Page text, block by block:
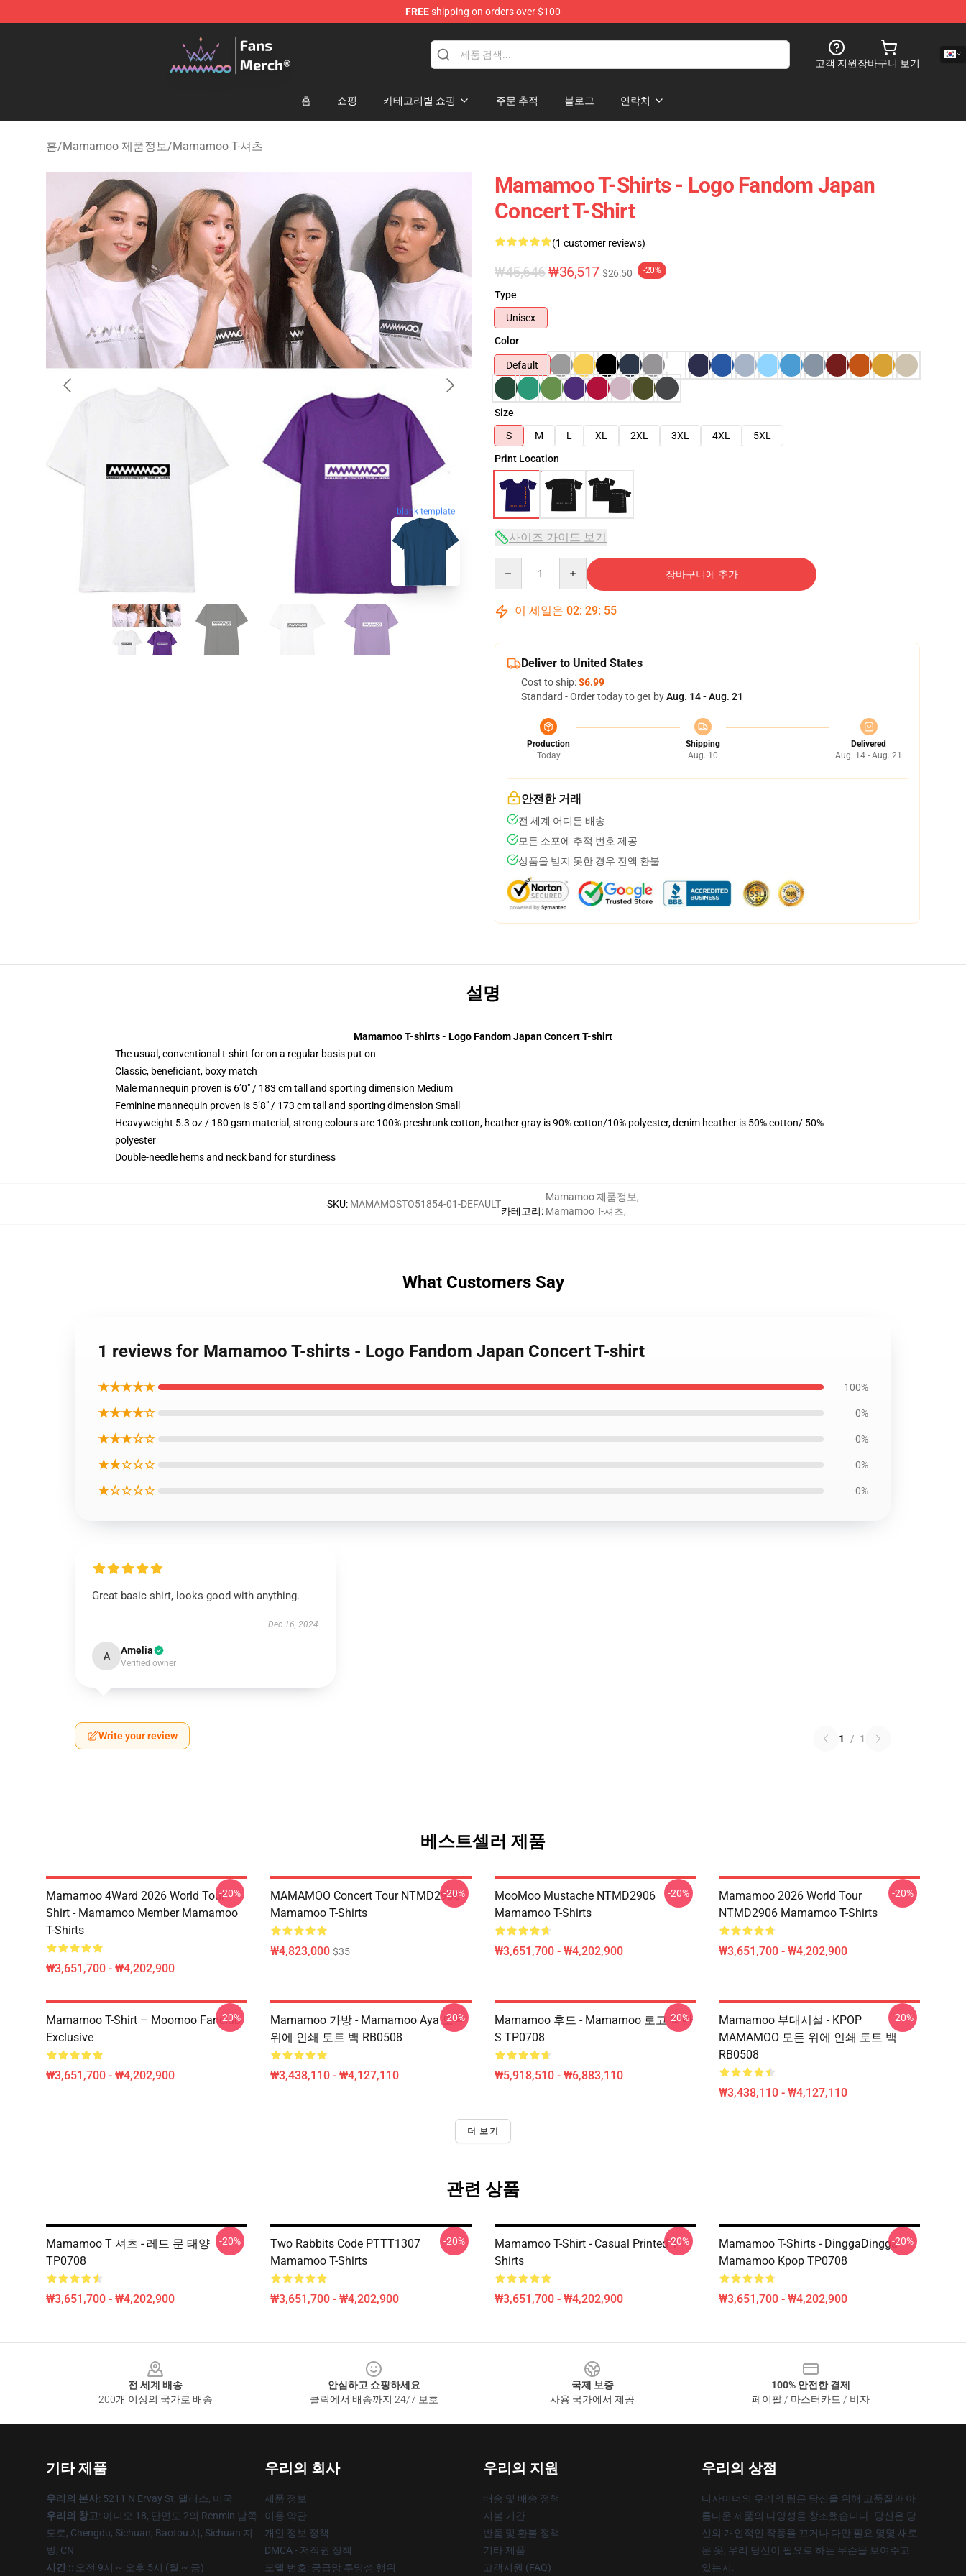
FREEshipping on orders over $100
Mamamoo Store - Official Mamamoo Merchandise Shop
고객 지원장바구니 보기
홈 쇼핑 카테고리별 쇼핑 주문 추적 블로그 연락처
홈/Mamamoo 제품정보/Mamamoo T-셔츠
blank template
Mamamoo T-Shirts - Logo Fandom Japan
Concert T-Shirt
(1 customer reviews)
₩45,646₩36,517 $26.50 -20%
Type
Unisex
Color
Default
Size
S
M L XL 2XL 3XL 4XL
5XL
Print Location
사이즈 가이드 보기
장바구니에 추가
이 세일은 02: 29: 54
Deliver to United States
Cost to ship:$6.99
Standard - Order today to get byAug. 14 - Aug. 21
Production
Today
Shipping
Aug. 10
Delivered
Aug. 14 - Aug. 21
안전한 거래
전 세계 어디든 배송
모든 소포에 추적 번호 제공
상품을 받지 못한 경우 전액 환불
설명
Mamamoo T-shirts - Logo Fandom Japan Concert T-shirt
The usual, conventional t-shirt for on a regular basis put on
Classic, beneficiant, boxy match
Male mannequin proven is 6’0″ / 183 cm tall and sporting dimension Medium
Feminine mannequin proven is 5’8″ / 173 cm tall and sporting dimension Small
Heavyweight 5.3 oz / 180 gsm material, strong colours are 100% preshrunk cotton, heather gray is 90% cotton/10% polyester, denim heather is 50% cotton/ 50%
polyester
Double-needle hems and neck band for sturdiness
SKU: MAMAMOSTO51854-01-DEFAULT
카테고리:
Mamamoo 제품정보,
Mamamoo T-셔츠,
What Customers Say
1 reviews for Mamamoo T-shirts - Logo Fandom Japan Concert T-shirt
★★★★★ 100%
★★★★☆ 0%
★★★☆☆ 0%
★★☆☆☆ 0%
★☆☆☆☆ 0%
Great basic shirt, looks good with anything.
Dec 16, 2024
A Amelia
Verified owner
Write your review 1 / 1
베스트셀러 제품
Mamamoo 4Ward 2026 World Tour
Shirt - Mamamoo Member Mamamoo
T-Shirts
₩3,651,700 - ₩4,202,900
-20%
MAMAMOO Concert Tour NTMD2906
Mamamoo T-Shirts
₩4,823,000 $35
-20%
MooMoo Mustache NTMD2906
Mamamoo T-Shirts
₩3,651,700 - ₩4,202,900
-20%
Mamamoo 2026 World Tour
NTMD2906 Mamamoo T-Shirts
₩3,651,700 - ₩4,202,900
-20%
Mamamoo T-Shirt – Moomoo Fanclub
Exclusive
₩3,651,700 - ₩4,202,900
-20%
Mamamoo 가방 - Mamamoo Aya 모든
위에 인쇄 토트 백 RB0508
₩3,438,110 - ₩4,127,110
-20%
Mamamoo 후드 - Mamamoo 로고 파란
S TP0708
₩5,918,510 - ₩6,883,110
-20%
Mamamoo 부대시설 - KPOP
MAMAMOO 모든 위에 인쇄 토트 백
RB0508
₩3,438,110 - ₩4,127,110
-20%
더 보기
관련 상품
Mamamoo T 셔츠 - 레드 문 태양
TP0708
₩3,651,700 - ₩4,202,900
-20%
Two Rabbits Code PTTT1307
Mamamoo T-Shirts
₩3,651,700 - ₩4,202,900
-20%
Mamamoo T-Shirt - Casual Printed T-
Shirts
₩3,651,700 - ₩4,202,900
-20%
Mamamoo T-Shirts - DinggaDingga
Mamamoo Kpop TP0708
₩3,651,700 - ₩4,202,900
-20%
전 세계 배송
200개 이상의 국가로 배송
안심하고 쇼핑하세요
클릭에서 배송까지 24/7 보호
국제 보증
사용 국가에서 제공
100% 안전한 결제
페이팔 / 마스터카드 / 비자
기타 제품
우리의 본사: 5211 N Ervay St, 댈러스, 미국
우리의 창고: 아니오 18, 단면도 2의 Renmin 남쪽
도로, Chengdu, Sichuan, Baotou 시, Sichuan 지
방, CN
시간 :: 오전 9시 ~ 오후 5시 (월 ~ 금)
우리의 회사
제품 정보
이용 약관
개인 정보 정책
DMCA - 저작권 정책
모델 번호: 공급망 투명성 행위
우리의 지원
배송 및 배송 정책
지불 기간
반품 및 환불 정책
기타 제품
고객지원 (FAQ)
우리의 상점
디자이너의 우리의 팀은 당신을 위해 고품질과 아
름다운 제품의 다양성을 창조했습니다. 당신은 당
신의 개인적인 작풍을 끄거나 다만 필요 몇몇 새로
운 옷, 우리 당신이 필요로 하는 무슨을 보여주고
있는지.